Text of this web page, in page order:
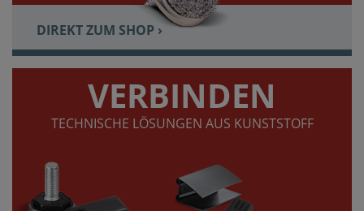
DIREKT ZUM SHOP ›
VERBINDEN
TECHNISCHE LÖSUNGEN AUS KUNSTSTOFF